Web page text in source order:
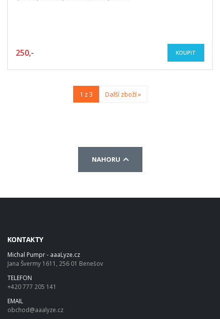
250,- KOUPIT
1 z 3 Další zboží »
NAHORU
KONTAKTY
Michal Pumpr - aaaLyze.cz
Jana Švermy 1611, 256 01 Benešov
TELEFON
+420 777 205 141
EMAIL
obchod@aaalyze.cz